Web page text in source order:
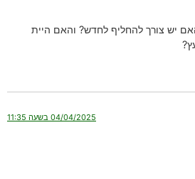
יש צורך להחליף לחדש? והאם היית
04/04/2025 בשעה 11:35